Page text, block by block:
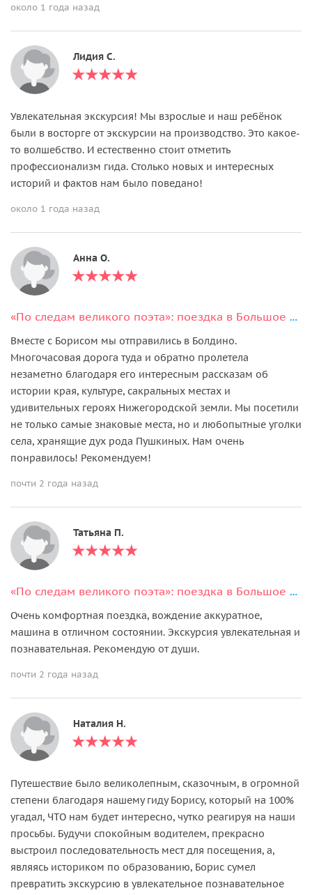
около 1 года назад
Лидия С.
Увлекательная экскурсия! Мы взрослые и наш ребёнок
были в восторге от экскурсии на производство. Это какое-
то волшебство. И естественно стоит отметить
профессионализм гида. Столько новых и интересных
историй и фактов нам было поведано!
около 1 года назад
Анна О.
«По следам великого поэта»: поездка в Большое Болдино
Вместе с Борисом мы отправились в Болдино.
Многочасовая дорога туда и обратно пролетела
незаметно благодаря его интересным рассказам об
истории края, культуре, сакральных местах и
удивительных героях Нижегородской земли. Мы посетили
не только самые знаковые места, но и любопытные уголки
села, хранящие дух рода Пушкиных. Нам очень
понравилось! Рекомендуем!
почти 2 года назад
Татьяна П.
«По следам великого поэта»: поездка в Большое Болдино
Очень комфортная поездка, вождение аккуратное,
машина в отличном состоянии. Экскурсия увлекательная и
познавательная. Рекомендую от души.
почти 2 года назад
Наталия Н.
Путешествие было великолепным, сказочным, в огромной
степени благодаря нашему гиду Борису, который на 100%
угадал, ЧТО нам будет интересно, чутко реагируя на наши
просьбы. Будучи спокойным водителем, прекрасно
выстроил последовательность мест для посещения, а,
являясь историком по образованию, Борис сумел
превратить экскурсию в увлекательное познавательное